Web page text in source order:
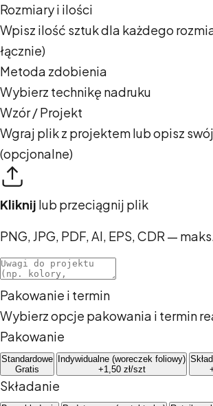
Rozmiary i ilości
Wpisz ilość sztuk dla każdego
łącznie)
Metoda zdobienia
Wybierz technikę nadruku
Wzór / Projekt
Wgraj plik z projektem lub opisz
(opcjonalne)
Kliknij lub przeciągnij plik
PNG, JPG, PDF, AI, EPS, CDR —
Pakowanie i termin
Wybierz opcje pakowania i termin
Pakowanie
Standardowe
Gratis
Indywidualne (woreczek foliowy)
+1,50 zł/szt
Składanie